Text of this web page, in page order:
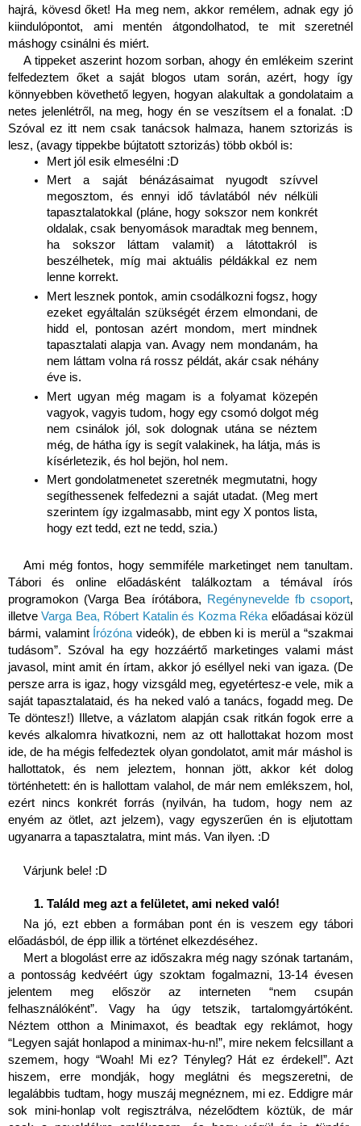
hajrá, kövesd őket! Ha meg nem, akkor remélem, adnak egy jó
kiindulópontot, ami mentén átgondolhatod, te mit szeretnél
máshogy csinálni és miért.
A tippeket aszerint hozom sorban, ahogy én emlékeim szerint
felfedeztem őket a saját blogos utam során, azért, hogy így
könnyebben követhető legyen, hogyan alakultak a gondolataim a
netes jelenlétről, na meg, hogy én se veszítsem el a fonalat. :D
Szóval ez itt nem csak tanácsok halmaza, hanem sztorizás is
lesz, (avagy tippekbe bújtatott sztorizás) több okból is:
Mert jól esik elmesélni :D
Mert a saját bénázásaimat nyugodt szívvel
megosztom, és ennyi idő távlatából név nélküli
tapasztalatokkal (pláne, hogy sokszor nem konkrét
oldalak, csak benyomások maradtak meg bennem,
ha sokszor láttam valamit) a látottakról is
beszélhetek, míg mai aktuális példákkal ez nem
lenne korrekt.
Mert lesznek pontok, amin csodálkozni fogsz, hogy
ezeket egyáltalán szükségét érzem elmondani, de
hidd el, pontosan azért mondom, mert mindnek
tapasztalati alapja van. Avagy nem mondanám, ha
nem láttam volna rá rossz példát, akár csak néhány
éve is.
Mert ugyan még magam is a folyamat közepén
vagyok, vagyis tudom, hogy egy csomó dolgot még
nem csinálok jól, sok dolognak utána se néztem
még, de hátha így is segít valakinek, ha látja, más is
kísérletezik, és hol bejön, hol nem.
Mert gondolatmenetet szeretnék megmutatni, hogy
segíthessenek felfedezni a saját utadat. (Meg mert
szerintem így izgalmasabb, mint egy X pontos lista,
hogy ezt tedd, ezt ne tedd, szia.)
Ami még fontos, hogy semmiféle marketinget nem tanultam.
Tábori és online előadásként találkoztam a témával írós
programokon (Varga Bea írótábora,
Regénynevelde fb csoport,
illetve Varga Bea, Róbert Katalin és Kozma Réka előadásai közül
bármi, valamint Írózóna videók), de ebben ki is merül a “szakmai
tudásom”. Szóval ha egy hozzáértő marketinges valami mást
javasol, mint amit én írtam, akkor jó eséllyel neki van igaza. (De
persze arra is igaz, hogy vizsgáld meg, egyetértesz-e vele, mik a
saját tapasztalataid, és ha neked való a tanács, fogadd meg. De
Te döntesz!) Illetve, a vázlatom alapján csak ritkán fogok erre a
kevés alkalomra hivatkozni, nem az ott hallottakat hozom most
ide, de ha mégis felfedeztek olyan gondolatot, amit már máshol is
hallottatok, és nem jeleztem, honnan jött, akkor két dolog
történhetett: én is hallottam valahol, de már nem emlékszem, hol,
ezért nincs konkrét forrás (nyilván, ha tudom, hogy nem az
enyém az ötlet, azt jelzem), vagy egyszerűen én is eljutottam
ugyanarra a tapasztalatra, mint más. Van ilyen. :D
Várjunk bele! :D
Találd meg azt a felületet, ami neked való!
Na jó, ezt ebben a formában pont én is veszem egy tábori
előadásból, de épp illik a történet elkezdéséhez.
Mert a blogolást erre az időszakra még nagy szónak tartanám,
a pontosság kedvéért úgy szoktam fogalmazni, 13-14 évesen
jelentem meg először az interneten “nem csupán
felhasználóként”. Vagy ha úgy tetszik, tartalomgyártóként.
Néztem otthon a Minimaxot, és beadtak egy reklámot, hogy
“Legyen saját honlapod a minimax-hu-n!”, mire nekem felcsillant a
szemem, hogy “Woah! Mi ez? Tényleg? Hát ez érdekel!”. Azt
hiszem, erre mondják, hogy meglátni és megszeretni, de
legalábbis tudtam, hogy muszáj megnéznem, mi ez. Eddigre már
sok mini-honlap volt regisztrálva, nézelődtem köztük, de már